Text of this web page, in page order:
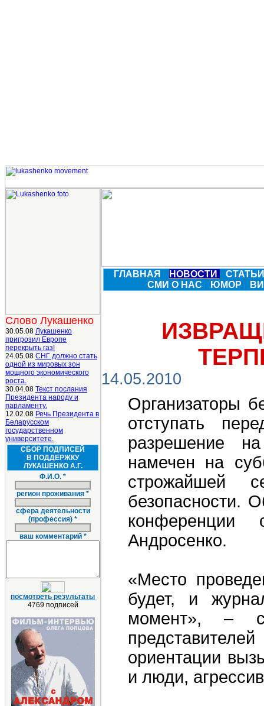
Слово Лукашенко
30.05.08 Лукашенко
пригрозил Европе
перекрыть газ!
24.05.08 СНГ должно стать
одной из мировых зон
мощного экономического
роста.
30.04.08 Текст послания
Президента народу и
парламенту.
12.02.08 Речь Президента в
Беларусском
государственном
университете.
СБОР ПОДПИСЕЙ
В ПОДДЕРЖКУ
ЛУКАШЕНКО А.Г.
Ф.И.О. *
регион проживания *
сфера деятельности
(профессия) *
ваш комментарий *
посмотреть результаты
4769 подписей
ГЛАВНАЯ НОВОСТИ
СМИ О НАС
ЮМОР
14.05.2010
Организаторы
отступать
разрешение
намечен на
строжайшей
безопасности.
конференции
Андросенко.
«Место
будет, и
момент», –
ориентации
и люди,